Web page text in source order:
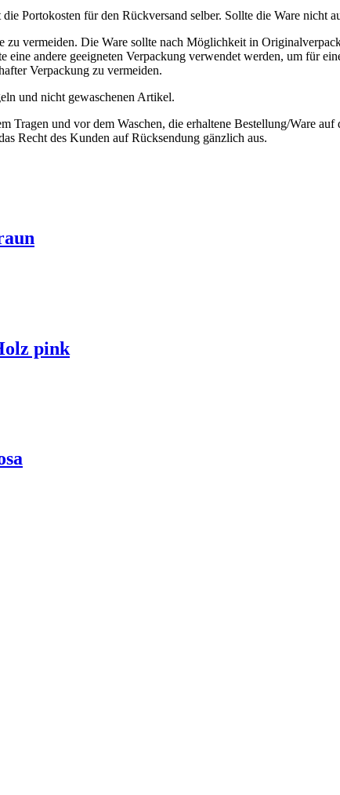
Portokosten für den Rückversand selber. Sollte die Ware nicht
vermeiden. Die Ware sollte nach Möglichkeit in
andere geeigneten Verpackung verwendet werden, um für
Verpackung zu vermeiden.
und nicht gewaschenen Artikel.
und vor dem Waschen, die erhaltene Bestellung/Ware
Recht des Kunden auf Rücksendung gänzlich aus.
pink